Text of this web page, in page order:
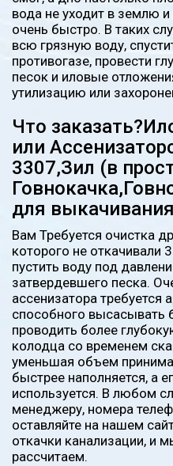
вода не уходит в землю и
очень быстро. В таких
всю грязную воду,
противогазе, провести
песок и иловые
утилизацию или
Что
или
3307,Зил (в
для
Вам Требуется очистка
которого не откачивали
пустить воду под
затвердевшего песка.
ассенизатора требуется
способного высасывать
проводить более
колодца со временем
уменьшая объем
быстрее наполняется, а
используется. В любом
менеджеру, номера
оставляйте на нашем
откачки канализации, и
рассчитаем.